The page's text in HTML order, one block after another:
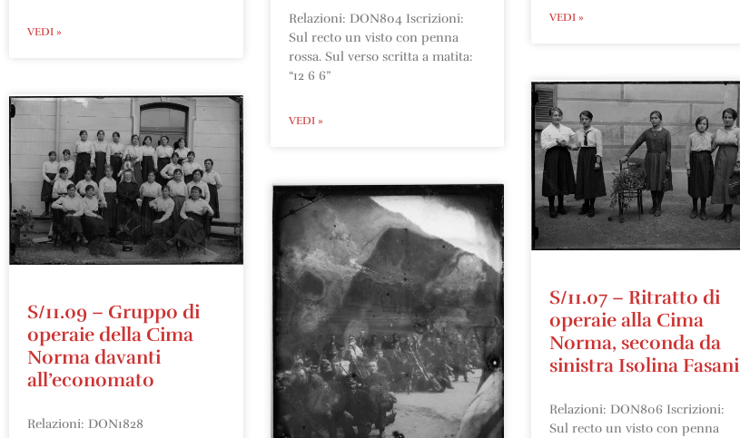
VEDI »
VEDI »
S/11.09 – Gruppo di
operaie della Cima
Norma davanti
all’economato
Relazioni: DON1828
Relazioni: DON804 Iscrizioni:
Sul recto un visto con penna
rossa. Sul verso scritta a matita:
“12 6 6”
VEDI »
S/11.07 – Ritratto di
operaie alla Cima
Norma, seconda da
sinistra Isolina Fasani
Relazioni: DON806 Iscrizioni:
Sul recto un visto con penna